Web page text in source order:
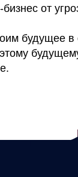
от
будущее в